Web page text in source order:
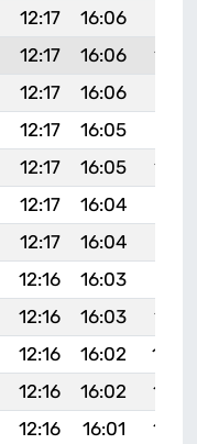
12:17 16:06
12:17 16:06
19:18
12:17 16:06
12:17 16:05
12:17 16:05
19:14
12:17 16:04
12:17 16:04
12:16 16:03
12:16 16:03
19:10
12:16 16:02
12:16 16:02
12:16 16:01